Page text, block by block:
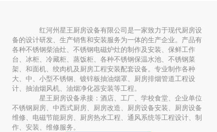
红河州星王厨房设备有限公司是一家致力于现代厨房设
备的设计研发、生产销售和安装服务为一体的生产企业。产品有
各种不锈钢柴油灶、不锈钢电磁炉灶的制作及安装、保鲜工作
台、冰柜、冷藏柜、蒸饭柜、各种不锈钢保温水池、不锈钢菜
架、和面机、绞肉机及厨房工程安装配套设备。专业制作各种
大、中、小型不锈钢、镀锌板抽油烟罩、厨房排烟管道工程设
计、抽油烟风机、油烟净化器安装等工程。
星王厨房设备承接：酒店、工厂、学校食堂、企业单位
不锈钢厨房、中西式厨房、厨房改造、厨房设备安装、厨房设备
维修、电磁节能厨房、厨房热水工程、通风系统等工程设计、制
作、安装、维修服务。